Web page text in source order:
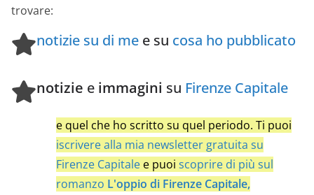
trovare:
notizie su di me e su cosa ho pubblicato
notizie e immagini su Firenze Capitale
e quel che ho scritto su quel periodo. Ti puoi
iscrivere alla mia newsletter gratuita su
Firenze Capitale e puoi scoprire di più sul
romanzo L'oppio di Firenze Capitale,